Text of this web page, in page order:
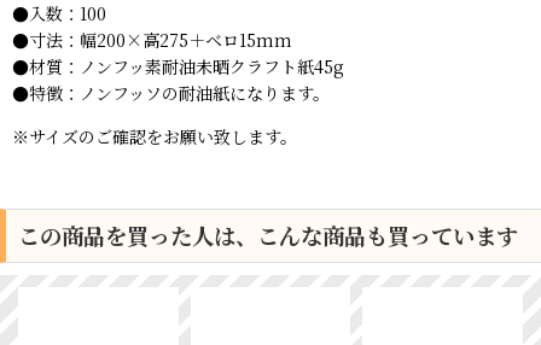
●入数：100
●寸法： 幅200×高275＋ベロ15mm
●材質： ノンフッ素耐油未晒クラフト紙45g
●特徴：ノンフッソの耐油紙になります。
※サイズのご確認をお願い致します。
この商品を買った人は、こんな商品も買っています